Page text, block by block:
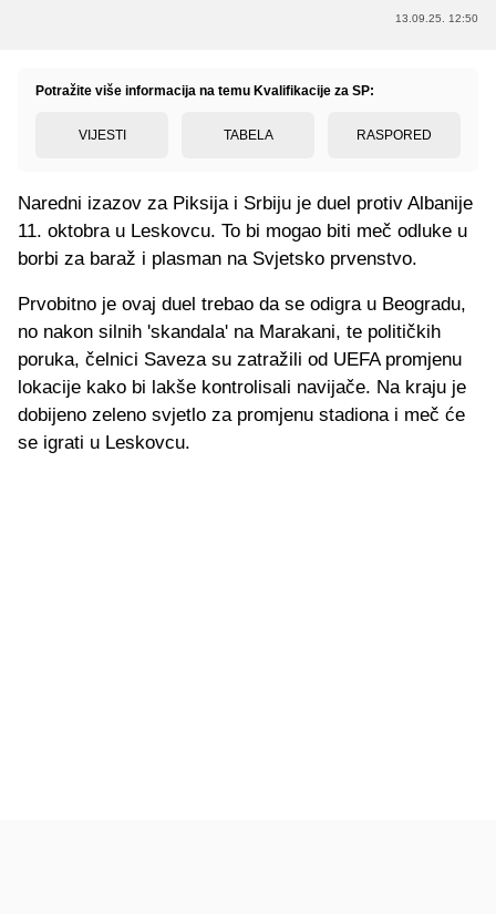
13.09.25. 12:50
Potražite više informacija na temu Kvalifikacije za SP:
VIJESTI TABELA RASPORED
Naredni izazov za Piksija i Srbiju je duel protiv Albanije
11. oktobra u Leskovcu. To bi mogao biti meč odluke u
borbi za baraž i plasman na Svjetsko prvenstvo.
Prvobitno je ovaj duel trebao da se odigra u Beogradu,
no nakon silnih 'skandala' na Marakani, te političkih
poruka, čelnici Saveza su zatražili od UEFA promjenu
lokacije kako bi lakše kontrolisali navijače. Na kraju je
dobijeno zeleno svjetlo za promjenu stadiona i meč će
se igrati u Leskovcu.